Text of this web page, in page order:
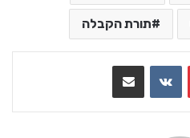
תורת הקבלה
VKontakte